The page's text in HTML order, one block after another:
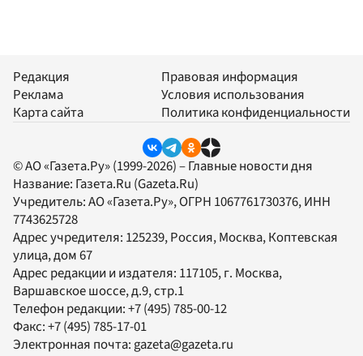
Редакция
Реклама
Карта сайта
Правовая информация
Условия использования
Политика конфиденциальности
© АО «Газета.Ру» (1999-2026) – Главные новости дня
Название: Газета.Ru (Gazeta.Ru)
Учредитель:АО «Газета.Ру», ОГРН 1067761730376, ИНН
7743625728
Адрес учредителя: 125239, Россия, Москва, Коптевская
улица, дом 67
Адрес редакции и издателя: 117105, г. Москва,
Варшавское шоссе, д.9, стр.1
Телефон редакции:+7 (495) 785-00-12
Факс:+7 (495) 785-17-01
Электронная почта:gazeta@gazeta.ru